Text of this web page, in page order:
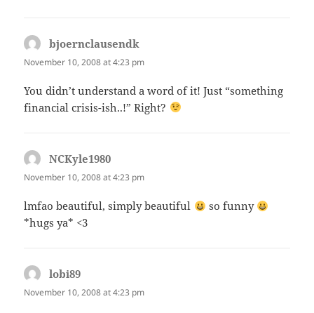
bjoernclausendk
November 10, 2008 at 4:23 pm
You didn’t understand a word of it! Just “something
financial crisis-ish..!” Right?
NCKyle1980
November 10, 2008 at 4:23 pm
lmfao beautiful, simply beautiful
so funny
*hugs ya* <3
lobi89
November 10, 2008 at 4:23 pm